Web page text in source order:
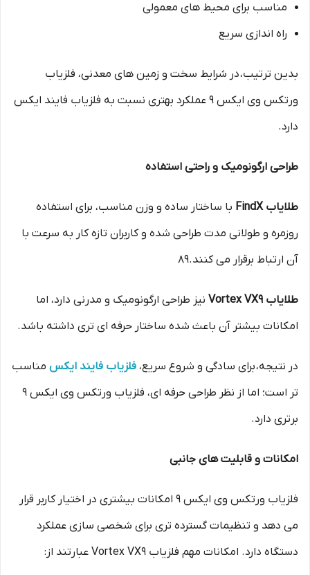
مناسب برای محیط های معمولی
راه اندازی سریع
بدین ترتیب،در شرایط سخت و زمین های معدنی، فلزیاب
ورتکس وی ایکس 9 عملکرد بهتری نسبت به فلزیاب فایند ایکس
دارد.
طراحی ارگونومیک و راحتی استفاده
طلایاب FindX
با ساختار ساده و وزن مناسب، برای استفاده
روزمره و طولانی مدت طراحی شده و کاربران تازه کار به سرعت با
آن ارتباط برقرار می کنند.89
طلایاب Vortex VX9
نیز طراحی ارگونومیک و مدرنی دارد، اما
امکانات بیشتر آن باعث شده ساختار حرفه ای تری داشته باشد.
در نتیجه، برای سادگی و شروع سریع، فلزیاب فایند ایکس مناسب
تر است؛ اما از نظر طراحی حرفه ای، فلزیاب ورتکس وی ایکس 9
برتری دارد.
امکانات و قابلیت های جانبی
فلزیاب ورتکس وی ایکس 9 امکانات بیشتری در اختیار کاربر قرار
می دهد و تنظیمات گسترده تری برای شخصی سازی عملکرد
دستگاه دارد. امکانات مهم فلزیاب Vortex VX9 عبارتند از: